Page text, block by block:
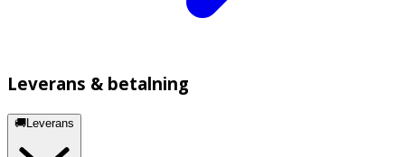
Leverans & betalning
🚚Leverans